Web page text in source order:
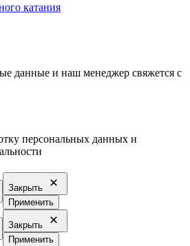
катания
данные и наш менеджер свяжется с
персональных данных и
Закрыть
Применить
Закрыть
Применить